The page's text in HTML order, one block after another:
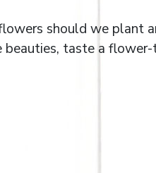
should we plant
taste a flower-